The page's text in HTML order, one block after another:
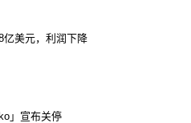
亿美元，利润下降
」宣布关停